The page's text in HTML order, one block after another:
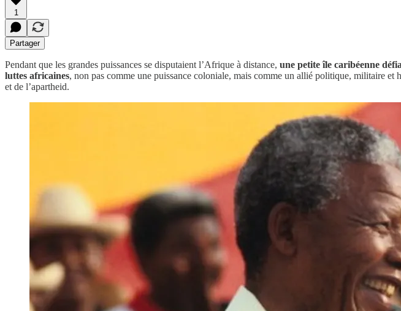
1
Partager
Pendant que les grandes puissances se disputaient l’Afrique à distance, une petite île caribéenne
luttes africaines, non pas comme une puissance coloniale, mais comme un allié politique, militaire
et de l’apartheid.